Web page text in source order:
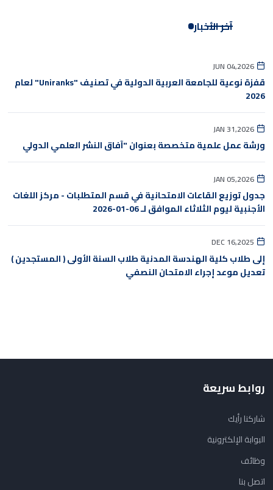
آخر الأخبار
JUN 04,2026
قفزة نوعية للجامعة العربية الدولية في تصنيف "Uniranks" لعام
2026
JAN 31,2026
ورشة عمل علمية متخصصة بعنوان "آفاق النشر العلمي الدولي
JAN 05,2026
جدول توزيع القاعات الامتحانية في قسم المتطلبات - مركز اللغات
الأجنبية ليوم الثلاثاء الموافق لـ 06-01-2026
DEC 16,2025
إلى طلاب كلية الهندسة المدنية طلاب السنة الأولى ( المستجدين )
تعديل موعد إجراء الامتحان النصفي
روابط سريعة
شاركنا رأيك
البوابة الإلكترونية
وظائف
اتصل بنا